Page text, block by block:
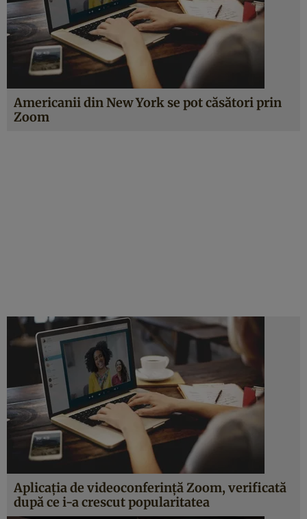
Americanii din New York se pot căsători prin
Zoom
Aplicaţia de videoconferinţă Zoom, verificată
după ce i-a crescut popularitatea